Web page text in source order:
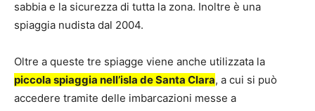
sabbia e la sicurezza di tutta la zona. Inoltre è una
spiaggia nudista dal 2004.
Oltre a queste tre spiagge viene anche utilizzata la
piccola spiaggia nell’isla de Santa Clara, a cui si può
accedere tramite delle imbarcazioni messe a